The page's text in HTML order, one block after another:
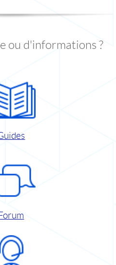
ou d'informations ?
Forum